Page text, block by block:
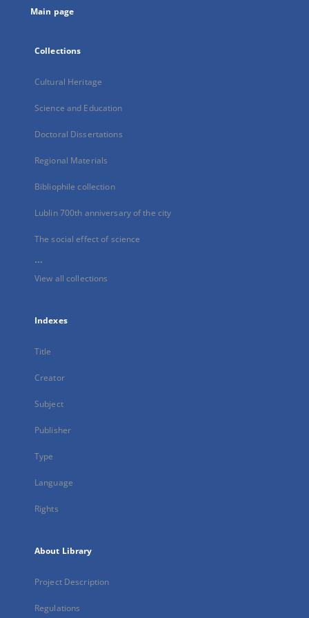
Main page
Collections
Cultural Heritage
Science and Education
Doctoral Dissertations
Regional Materials
Bibliophile collection
Lublin 700th anniversary of the city
The social effect of science
...
View all collections
Indexes
Title
Creator
Subject
Publisher
Type
Language
Rights
About Library
Project Description
Regulations